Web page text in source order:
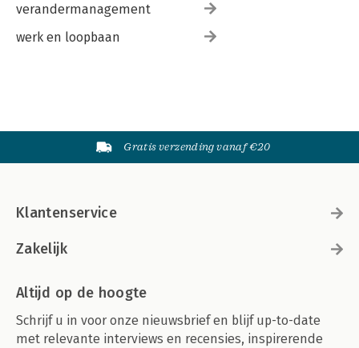
verandermanagement
werk en loopbaan
Gratis verzending vanaf €20
Klantenservice
Zakelijk
Altijd op de hoogte
Schrijf u in voor onze nieuwsbrief en blijf up-to-date
met relevante interviews en recensies, inspirerende